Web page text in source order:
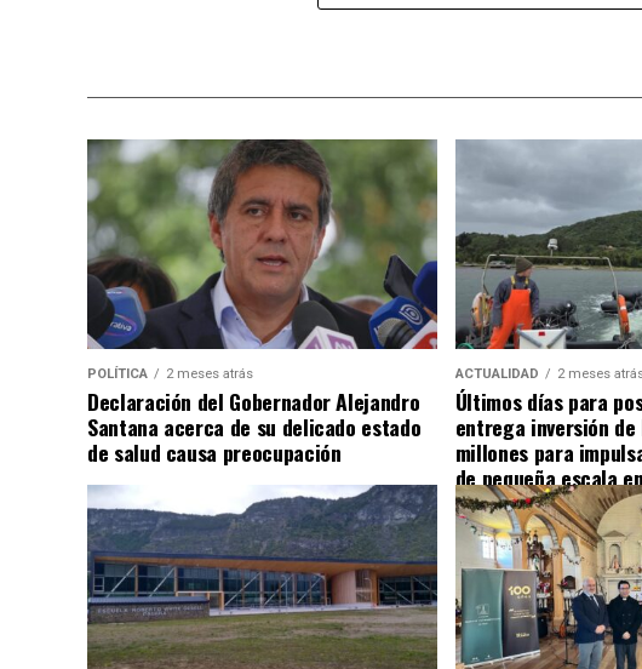
POLÍTICA 2 meses atrás
Declaración del Gobernador Alejandro
Santana acerca de su delicado estado
de salud causa preocupación
ACTUALIDAD 2 meses
Últimos días para
entrega inversión
millones para
de pequeña escala